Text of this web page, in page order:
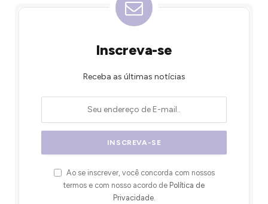
Inscreva-se
Receba as últimas notícias
Ao se inscrever, você concorda com nossos
termos e com nosso acordo de Política de
Privacidade.